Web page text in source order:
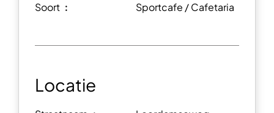
Soort ︰
Sportcafe / Cafetaria
Locatie